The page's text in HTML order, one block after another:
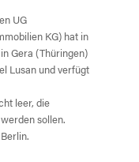
UG
KG) hat in
Gera (Thüringen)
Lusan und verfügt
leer, die
sollen.